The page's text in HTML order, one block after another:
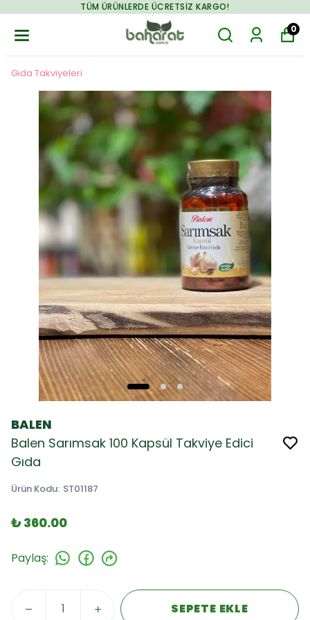
TÜM ÜRÜNLERDE ÜCRETSIZ KARGO!
0
Gıda Takviyeleri
BALEN
Balen Sarımsak 100 Kapsül Takviye Edici
Gıda
Ürün Kodu: ST01187
₺ 360.00
Paylaş:
SEPETE EKLE